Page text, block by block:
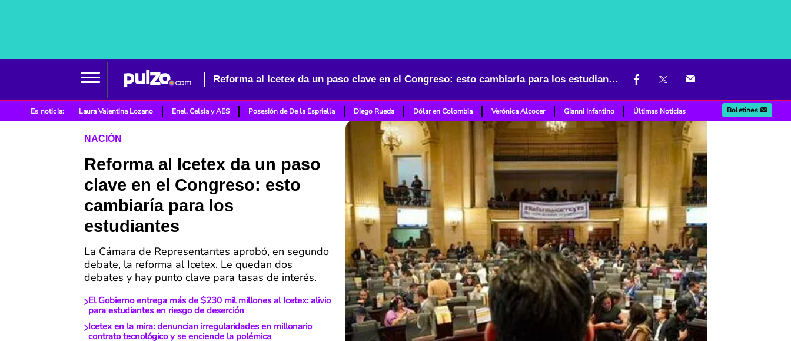
Reforma al Icetex da un paso clave en el Congreso: esto cambiaría para los estudiantes
Es noticia: Laura Valentina Lozano Enel, Celsia y AES Posesión de De la Espriella Diego Rueda Dólar en Colombia Verónica Alcocer Gianni Infantino Últimas Noticias Boletines
NACIÓN
Reforma al Icetex da un paso
clave en el Congreso: esto
cambiaría para los
estudiantes
La Cámara de Representantes aprobó, en segundo
debate, la reforma al Icetex. Le quedan dos
debates y hay punto clave para tasas de interés.
El Gobierno entrega más de $230 mil millones al Icetex: alivio
para estudiantes en riesgo de deserción
Icetex en la mira: denuncian irregularidades en millonario
contrato tecnológico y se enciende la polémica